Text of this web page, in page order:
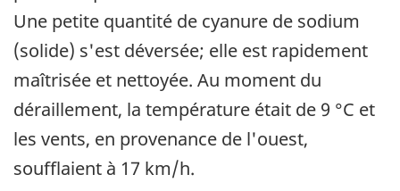
Une petite quantité de cyanure de sodium
(solide) s'est déversée; elle est rapidement
maîtrisée et nettoyée. Au moment du
déraillement, la température était de 9 °C et
les vents, en provenance de l'ouest,
soufflaient à 17 km/h.